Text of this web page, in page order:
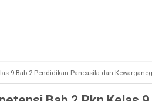
9 Bab 2 Pendidikan Pancasila dan